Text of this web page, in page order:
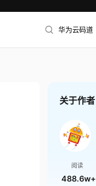
华为云码道
关于作者
阅读
488.6w+